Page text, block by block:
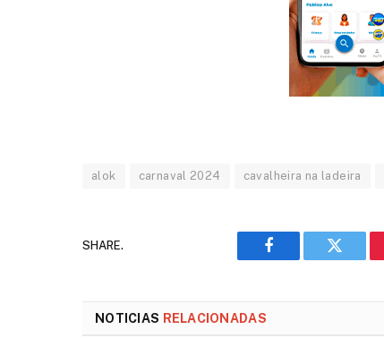
alok carnaval 2024 cavalheira na ladeira
SHARE.
Facebook Twitter
NOTICIAS RELACIONADAS